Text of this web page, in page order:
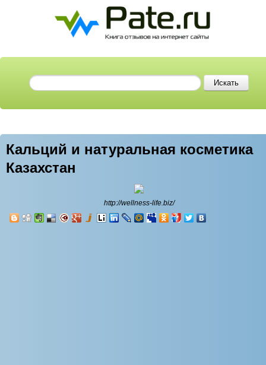
Кальций и натуральная косметика
Казахстан
http://wellness-life.biz/